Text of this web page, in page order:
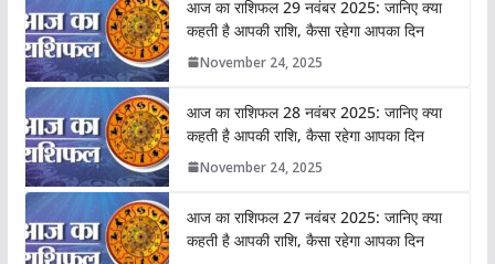
आज का राशिफल 29 नवंबर 2025: जानिए क्या
कहती है आपकी राशि, कैसा रहेगा आपका दिन
November 24, 2025
आज का राशिफल 28 नवंबर 2025: जानिए क्या
कहती है आपकी राशि, कैसा रहेगा आपका दिन
November 24, 2025
आज का राशिफल 27 नवंबर 2025: जानिए क्या
कहती है आपकी राशि, कैसा रहेगा आपका दिन